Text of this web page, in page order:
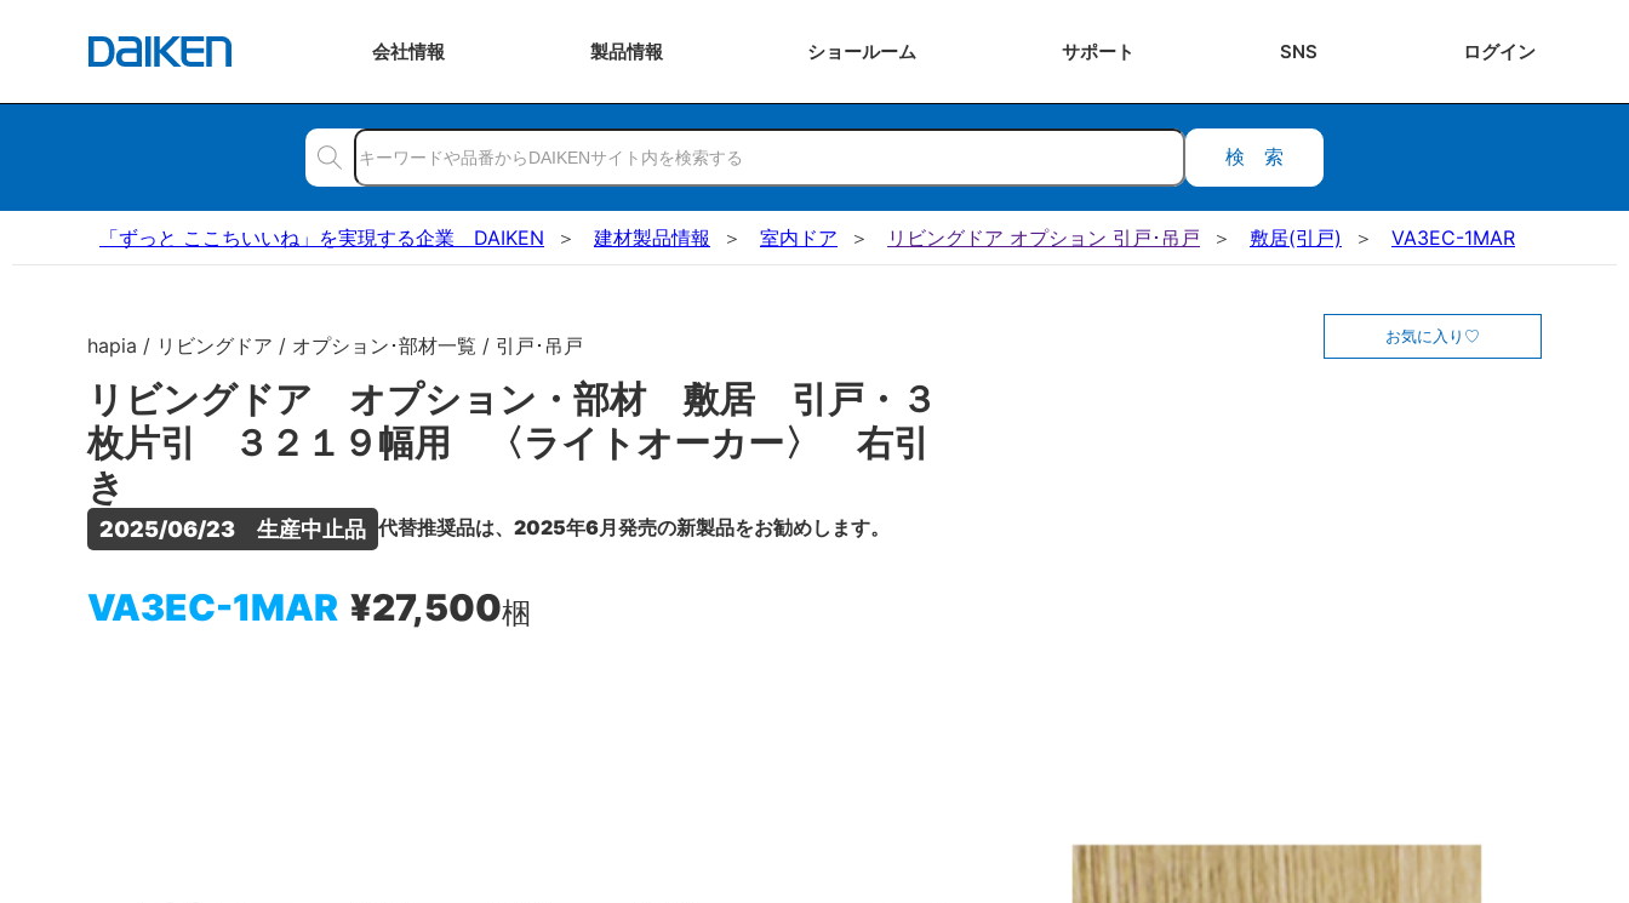
会社情報 製品情報 ショールーム サポート SNS ログイン
検索
「ずっと ここちいいね」を実現する企業 DAIKEN 建材製品情報 室内ドア リビングドア オプション 引戸･吊戸 敷居(引戸) VA3EC-1MAR
hapia / リビングドア / オプション･部材一覧 / 引戸･吊戸
リビングドア オプション・部材 敷居 引戸・３
枚片引 ３２１９幅用 〈ライトオーカー〉 右引
き
2025/06/23　生産中止品 代替推奨品は、2025年6月発売の新製品をお勧めします。
VA3EC-1MAR ¥27,500梱
お気に入り